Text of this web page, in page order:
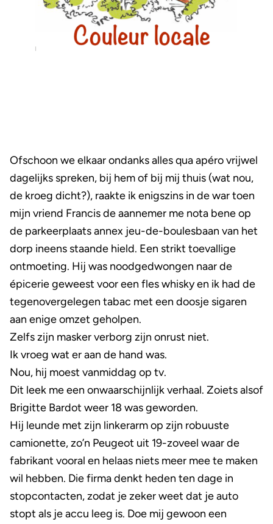
Ofschoon we elkaar ondanks alles qua apéro vrijwel
dagelijks spreken, bij hem of bij mij thuis (wat nou,
de kroeg dicht?), raakte ik enigszins in de war toen
mijn vriend Francis de aannemer me nota bene op
de parkeerplaats annex jeu-de-boulesbaan van het
dorp ineens staande hield. Een strikt toevallige
ontmoeting. Hij was noodgedwongen naar de
épicerie geweest voor een fles whisky en ik had de
tegenovergelegen tabac met een doosje sigaren
aan enige omzet geholpen.
Zelfs zijn masker verborg zijn onrust niet.
Ik vroeg wat er aan de hand was.
Nou, hij moest vanmiddag op tv.
Dit leek me een onwaarschijnlijk verhaal. Zoiets alsof
Brigitte Bardot weer 18 was geworden.
Hij leunde met zijn linkerarm op zijn robuuste
camionette, zo’n Peugeot uit 19-zoveel waar de
fabrikant vooral en helaas niets meer mee te maken
wil hebben. Die firma denkt heden ten dage in
stopcontacten, zodat je zeker weet dat je auto
stopt als je accu leeg is. Doe mij gewoon een